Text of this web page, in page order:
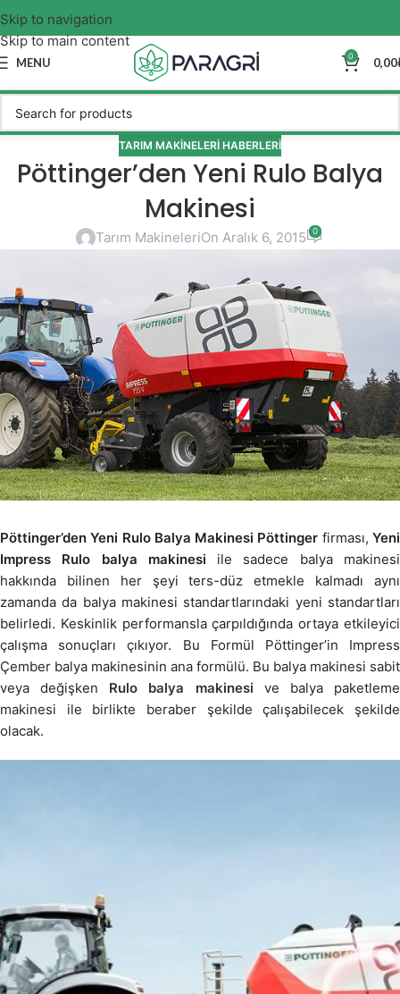
Skip to navigation
Skip to main content
MENU 0 0,00
TARIM MAKINELERI HABERLERI
Pöttinger’den Yeni Rulo Balya
Makinesi
Tarım MakineleriOn Aralık 6, 2015 0
Pöttinger’den Yeni Rulo Balya Makinesi Pöttinger firması,Yeni
Impress Rulo balya makinesi ile sadece balya makinesi
hakkında bilinen her şeyi ters-düz etmekle kalmadı aynı
zamanda da balya makinesi standartlarındaki yeni standartları
belirledi. Keskinlik performansla çarpıldığında ortaya etkileyici
çalışma sonuçları çıkıyor. Bu Formül Pöttinger’in Impress
Çember balya makinesinin ana formülü. Bu balya makinesi sabit
veya değişken Rulo balya makinesi ve balya paketleme
makinesi ile birlikte beraber şekilde çalışabilecek şekilde
olacak.